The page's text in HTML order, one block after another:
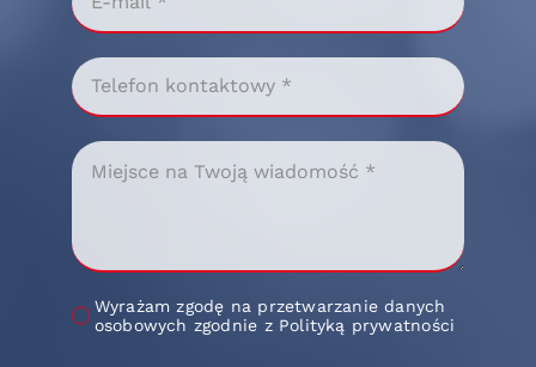
Wyrażam zgodę na przetwarzanie danych
osobowych zgodnie z Polityką prywatności